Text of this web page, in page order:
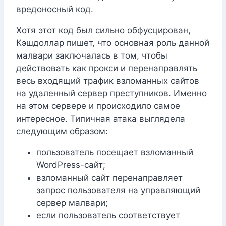
вредоносный код.
Хотя этот код был сильно обфусцирован,
Кэшдоллар пишет, что основная роль данной
малвари заключалась в том, чтобы
действовать как прокси и перенаправлять
весь входящий трафик взломанных сайтов
на удаленный сервер преступников. Именно
на этом сервере и происходило самое
интересное. Типичная атака выглядела
следующим образом:
пользователь посещает взломанный
WordPress-сайт;
взломанный сайт перенаправляет
запрос пользователя на управляющий
сервер малвари;
если пользователь соответствует